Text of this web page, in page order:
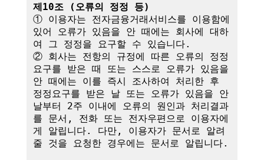
제10조 (오류의 정정 등)
① 이용자는 전자금융거래서비스를 이용함에
있어 오류가 있음을 안 때에는 회사에 대하
여 그 정정을 요구할 수 있습니다.
② 회사는 전항의 규정에 따른 오류의 정정
요구를 받은 때 또는 스스로 오류가 있음을
안 때에는 이를 즉시 조사하여 처리한 후
정정요구를 받은 날 또는 오류가 있음을 안
날부터 2주 이내에 오류의 원인과 처리결과
를 문서, 전화 또는 전자우편으로 이용자에
게 알립니다. 다만, 이용자가 문서로 알려
줄 것을 요청한 경우에는 문서로 알립니다.